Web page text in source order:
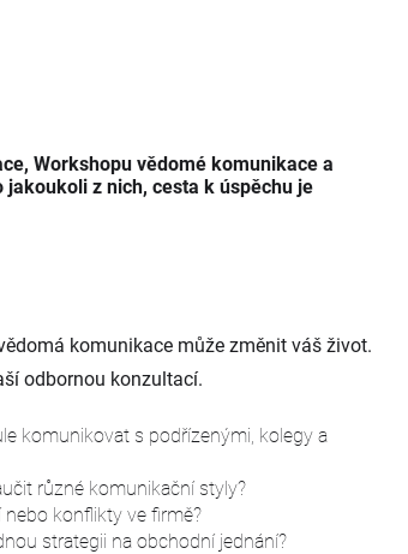
komunikace může změnit váš život.
odbornou konzultací.
komunikovat s podřízenými, kolegy a
různé komunikační styly?
nebo konflikty ve firmě?
strategii na obchodní jednání?
Workshopu vědomé komunikace a
z nich, cesta k úspěchu je